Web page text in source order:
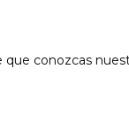
conozcas